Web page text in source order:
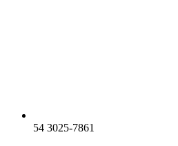
54 3025-7861